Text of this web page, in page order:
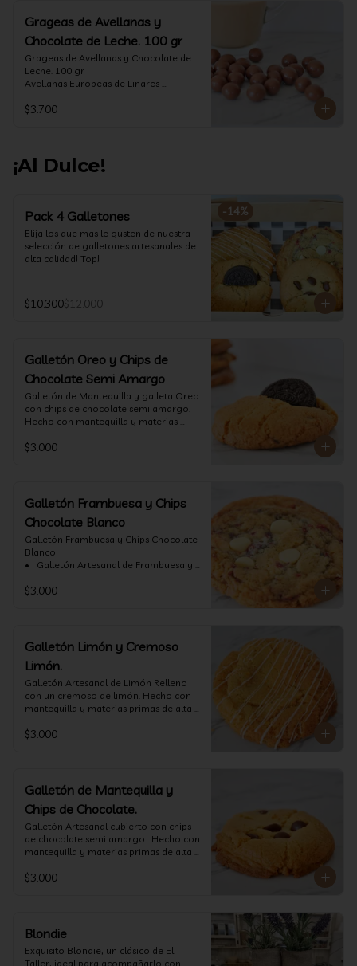
Grageas de Avellanas y
Chocolate de Leche. 100 gr
Grageas de Avellanas y Chocolate de
Leche. 100 gr
Avellanas Europeas de Linares
de leche.
$3.700
¡Al Dulce!
-14%
Pack 4 Galletones
Elija los que mas le gusten de nuestra
selección de galletones artesanales de
alta calidad! Top!
$10.300$12.000
Galletón Oreo y Chips de
Chocolate Semi Amargo
⁠Galletón de Mantequilla y galleta Oreo
con chips de chocolate semi amargo.
Hecho con mantequilla y materias
$3.000
Galletón Frambuesa y Chips
Chocolate Blanco
Galletón Frambuesa y Chips Chocolate
Blanco
•⁠  ⁠ Galletón Artesanal de Frambuesa y
con mantequilla y materias primas de
$3.000
Galletón Limón y Cremoso
Limón.
⁠Galletón Artesanal de Limón Relleno
con un cremoso de limón. Hecho con
mantequilla y materias primas de alta
$3.000
Galletón de Mantequilla y
Chips de Chocolate.
⁠Galletón Artesanal cubierto con chips
de chocolate semi amargo.  Hecho con
mantequilla y materias primas de alta
$3.000
Blondie
Exquisito Blondie, un clásico de El
Taller, ideal para acompañarlo con